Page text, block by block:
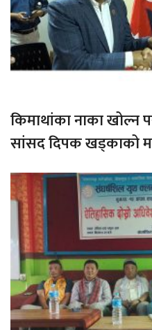
किमाथांका नाका खोल्न
सांसद दिपक खड्काको